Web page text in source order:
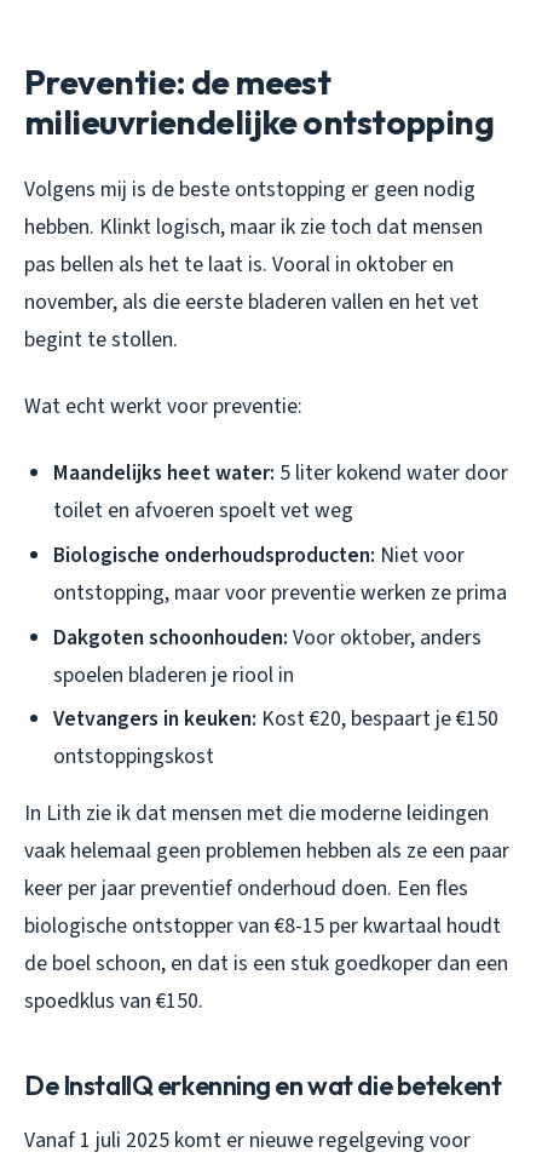
Preventie: de meest
milieuvriendelijke ontstopping
Volgens mij is de beste ontstopping er geen nodig
hebben. Klinkt logisch, maar ik zie toch dat mensen
pas bellen als het te laat is. Vooral in oktober en
november, als die eerste bladeren vallen en het vet
begint te stollen.
Wat echt werkt voor preventie:
Maandelijks heet water: 5 liter kokend water door
toilet en afvoeren spoelt vet weg
Biologische onderhoudsproducten: Niet voor
ontstopping, maar voor preventie werken ze prima
Dakgoten schoonhouden: Voor oktober, anders
spoelen bladeren je riool in
Vetvangers in keuken: Kost €20, bespaart je €150
ontstoppingskost
In Lith zie ik dat mensen met die moderne leidingen
vaak helemaal geen problemen hebben als ze een paar
keer per jaar preventief onderhoud doen. Een fles
biologische ontstopper van €8-15 per kwartaal houdt
de boel schoon, en dat is een stuk goedkoper dan een
spoedklus van €150.
De InstallQ erkenning en wat die betekent
Vanaf 1 juli 2025 komt er nieuwe regelgeving voor